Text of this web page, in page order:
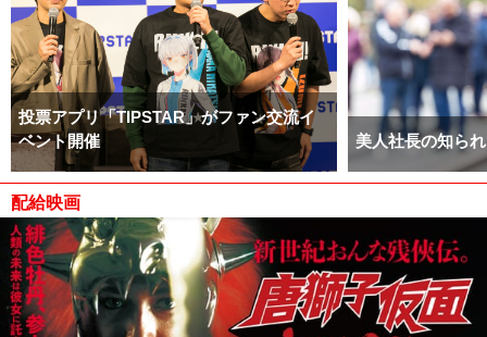
投票アプリ「TIPSTAR」がファン交流イ
ベント開催
美人社長の知ら
配給映画